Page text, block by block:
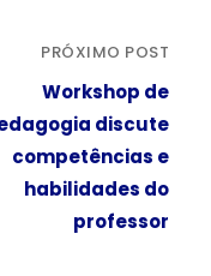
PRÓXIMO POST
Workshop de
discute
competências e
habilidades do
professor